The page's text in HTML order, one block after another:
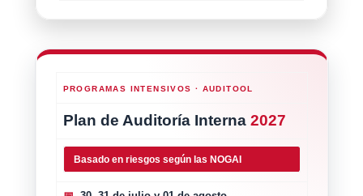
PROGRAMAS INTENSIVOS · AUDITOOL
Plan de Auditoría Interna 2027
Basado en riesgos según las NOGAI